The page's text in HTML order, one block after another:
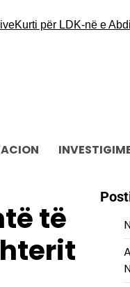
për LDK-në e
të